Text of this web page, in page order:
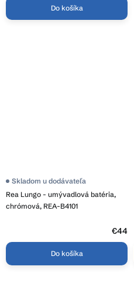
Do košíka
Rea Lungo - umývadlová batéria,
chrómová, REA-B4101
Skladom u dodávateľa
€44
Do košíka